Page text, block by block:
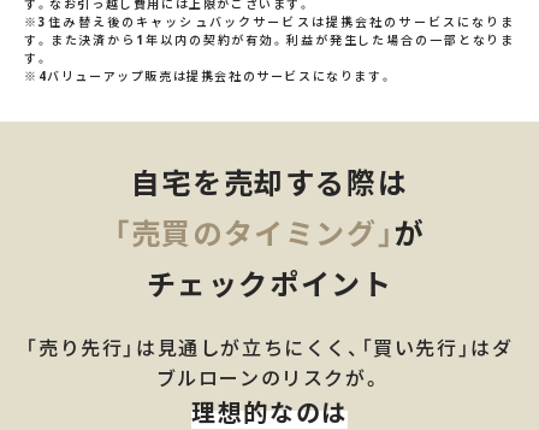
す。なお引っ越し費用には上限がございます。
※3住み替え後のキャッシュバックサービスは提携会社のサービスになりま
す。また決済から1年以内の契約が有効。利益が発生した場合の一部となりま
す。
※4バリューアップ販売は提携会社のサービスになります。
自宅を売却する際は
「売買のタイミング」が
チェックポイント
「売り先行」は見通しが立ちにくく、「買い先行」はダ
ブルローンのリスクが。
理想的なのは